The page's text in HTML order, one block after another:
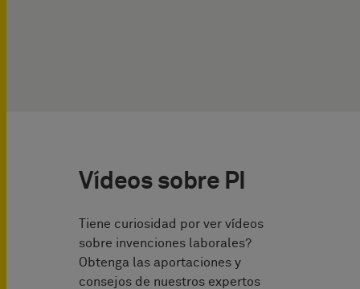
Vídeos sobre PI
Tiene curiosidad por ver vídeos
sobre invenciones laborales?
Obtenga las aportaciones y
consejos de nuestros expertos